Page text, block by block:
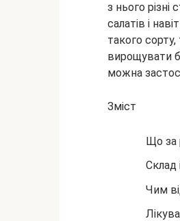
з нього різні
салатів і
такого сорту,
вирощувати
можна
Зміст
Що за
Склад
Чим